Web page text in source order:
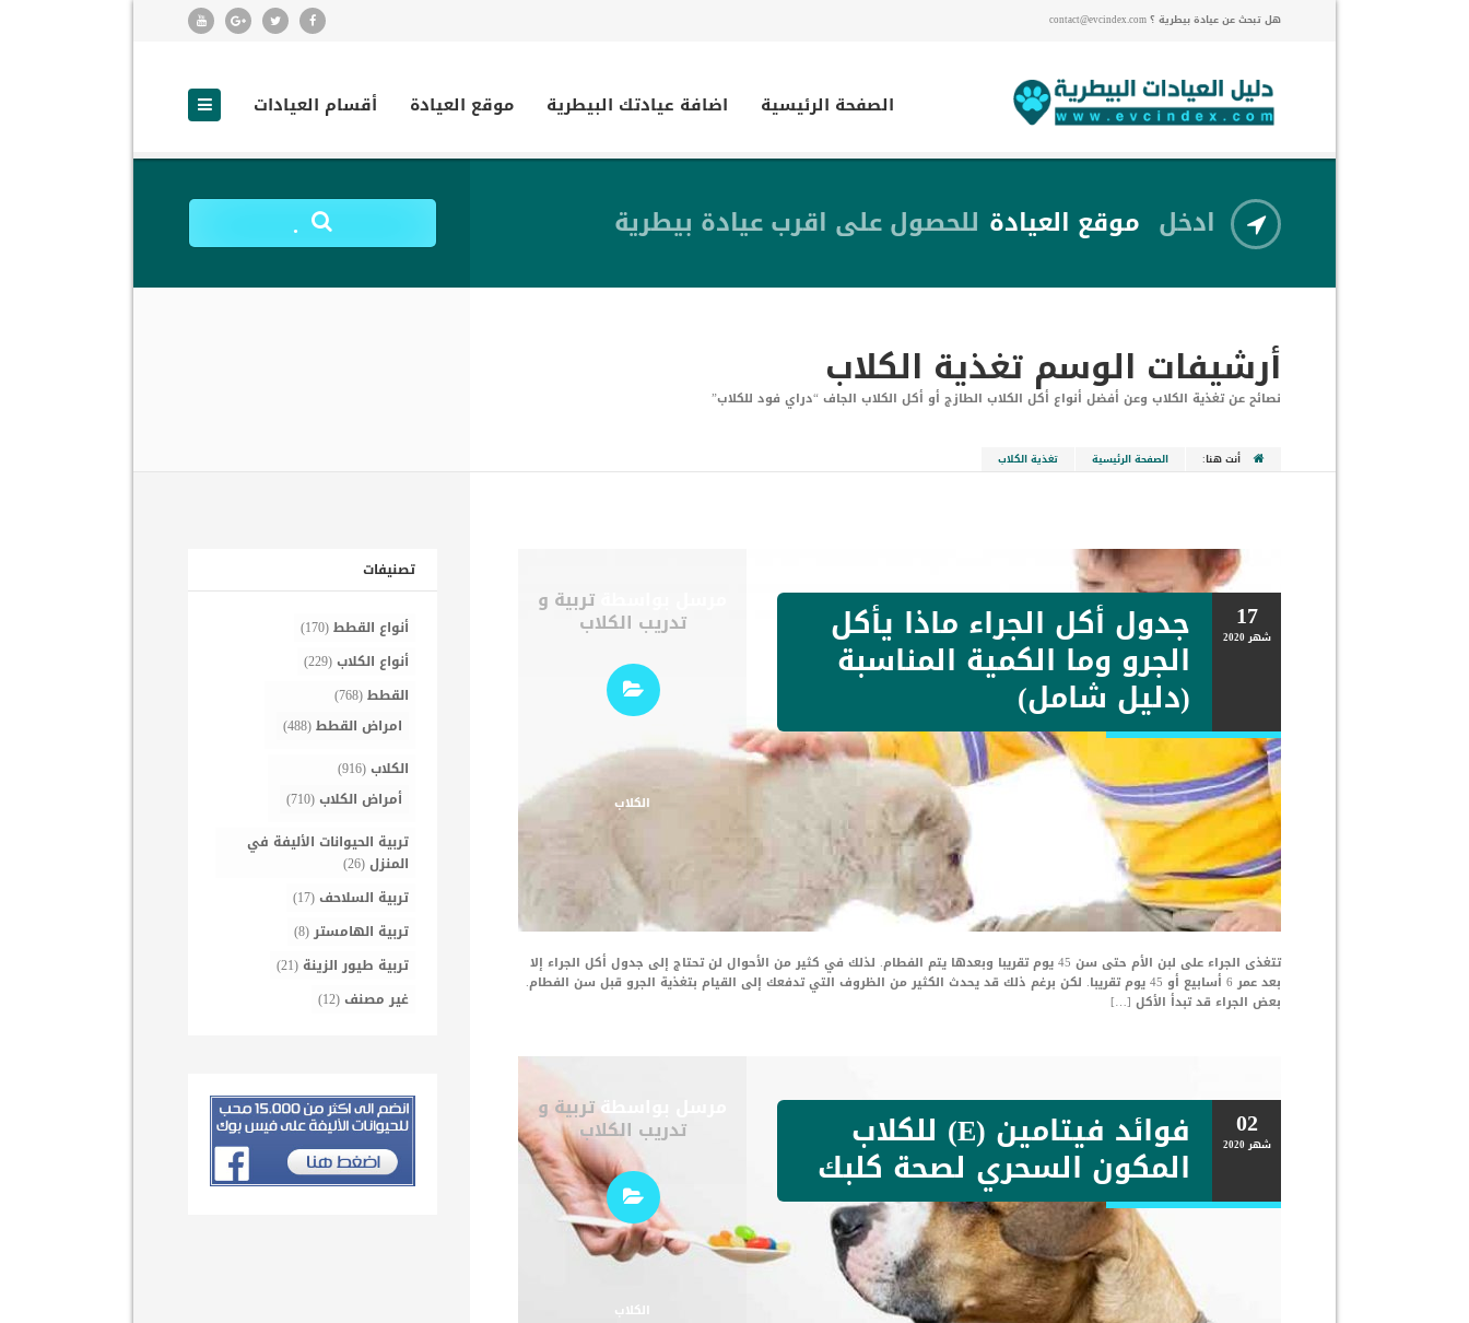
هل تبحث عن عيادة بيطرية ؟ contact@evcindex.com
الصفحة الرئيسية اضافة عيادتك البيطرية موقع العيادة أقسام العيادات
ادخل موقع العيادة للحصول على اقرب عيادة بيطرية .
أرشيفات الوسم تغذية الكلاب
نصائح عن تغذية الكلاب وعن أفضل أنواع أكل الكلاب الطازج أو أكل الكلاب الجاف “دراي فود للكلاب”
أنت هنا: الصفحة الرئيسية تغذية الكلاب
17
شهر2020 جدول أكل الجراء ماذا يأكل
الجرو وما الكمية المناسبة
(دليل شامل)
تربية و
تدريب الكلاب
الكلاب
تتغذى الجراء على لبن الأم حتى سن 45 يوم تقريبا وبعدها يتم الفطام. لذلك في كثير من الأحوال لن تحتاج إلى جدول أكل الجراء إلا
بعد عمر 6 أسابيع أو 45 يوم تقريبا. لكن برغم ذلك قد يحدث الكثير من الظروف التي تدفعك إلى القيام بتغذية الجرو قبل سن الفطام.
بعض الجراء قد تبدأ الأكل […]
02
شهر2020 فوائد فيتامين (E) للكلاب
المكون السحري لصحة كلبك
مرسل بواسطةتربية و
تدريب الكلاب
الكلاب
تصنيفات
أنواع القطط(170)
أنواع الكلاب(229)
القطط(768)
امراض القطط(488)
الكلاب(916)
أمراض الكلاب(710)
تربية الحيوانات الأليفة في
المنزل(26)
تربية السلاحف(17)
تربية الهامستر(8)
تربية طيور الزينة (21)
غير مصنف(12)